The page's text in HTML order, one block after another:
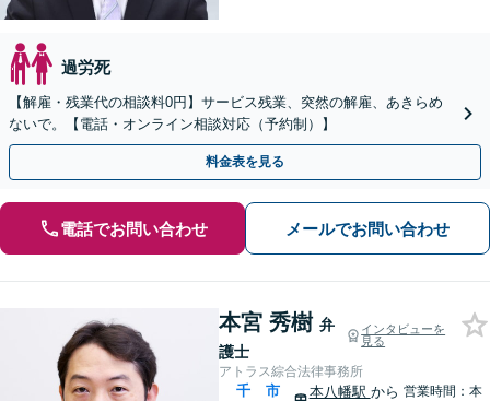
過労死
【解雇・残業代の相談料0円】サービス残業、突然の解雇、あきらめ
ないで。【電話・オンライン相談対応（予約制）】
料金表を見る
電話でお問い合わせ メールでお問い合わせ
本宮 秀樹 弁
護士
インタビューを
見る
アトラス綜合法律事務所
千
市
本八幡駅 から 営業時間：本